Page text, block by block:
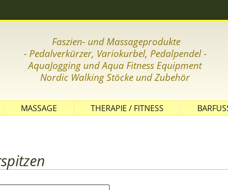
Faszien- und Massageprodukte
- Pedalverkürzer, Variokurbel, Pedalpendel -
AquaJogging und Aqua Fitness Equipment
Nordic Walking Stöcke und Zubehör
MASSAGE THERAPIE / FITNESS
THERAPIEBÄLLE
THERAPIEBÄNDER